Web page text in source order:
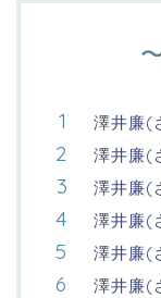
澤井廉(
澤井廉(
澤井廉(
澤井廉(
澤井廉(
澤井廉(